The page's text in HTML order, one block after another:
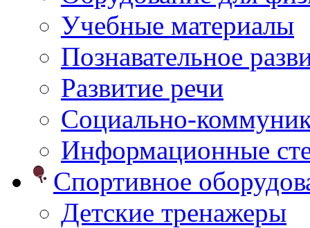
Учебные материалы
Познавательное
Развитие речи
Социально-
Информационные
Спортивное
Детские тренажеры